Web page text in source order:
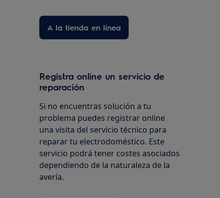
A la tienda en línea
Registra online un servicio de
reparación
Si no encuentras solución a tu
problema puedes registrar online
una visita del servicio técnico para
reparar tu electrodoméstico. Este
servicio podrá tener costes asociados
dependiendo de la naturaleza de la
avería.